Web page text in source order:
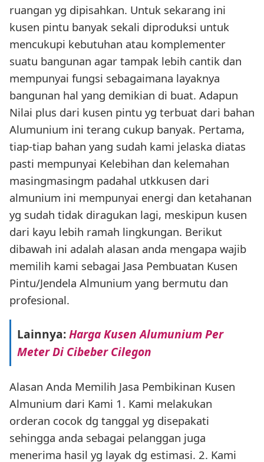
ruangan yg dipisahkan. Untuk sekarang ini
kusen pintu banyak sekali diproduksi untuk
mencukupi kebutuhan atau komplementer
suatu bangunan agar tampak lebih cantik dan
mempunyai fungsi sebagaimana layaknya
bangunan hal yang demikian di buat. Adapun
Nilai plus dari kusen pintu yg terbuat dari bahan
Alumunium ini terang cukup banyak. Pertama,
tiap-tiap bahan yang sudah kami jelaska diatas
pasti mempunyai Kelebihan dan kelemahan
masingmasingm padahal utkkusen dari
almunium ini mempunyai energi dan ketahanan
yg sudah tidak diragukan lagi, meskipun kusen
dari kayu lebih ramah lingkungan. Berikut
dibawah ini adalah alasan anda mengapa wajib
memilih kami sebagai Jasa Pembuatan Kusen
Pintu/Jendela Almunium yang bermutu dan
profesional.
Lainnya:Harga Kusen Alumunium Per
Meter Di Cibeber Cilegon
Alasan Anda Memilih Jasa Pembikinan Kusen
Almunium dari Kami 1. Kami melakukan
orderan cocok dg tanggal yg disepakati
sehingga anda sebagai pelanggan juga
menerima hasil yg layak dg estimasi. 2. Kami